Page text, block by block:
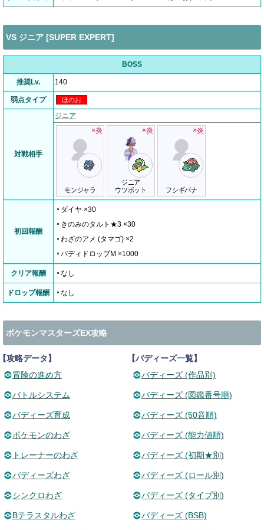
VS ジニア [SUPER EXPERT]
BOSS
推奨Lv. 140
弱点タイプ ほのお
対戦相手
ジニア
モンジャラ
×炎
ジニア
ウツボット
×炎
フシギバナ
×炎
初回報酬
ダイヤ ×30
きのみのタルト★3 ×30
わざのアメ (タマゴ) ×2
バディドロップM ×1000
クリア報酬 なし
ドロップ報酬 なし
ポケモンマスターズEX攻略
攻略データ】
冒険の進め方
バトルシステム
バディーズ育成
ポケモンのわざ
トレーナーのわざ
バディーズわざ
シンクロわざ
Bテラスタルわざ
【バディーズ一覧】
バディーズ (作品別)
バディーズ (図鑑番号順)
バディーズ (50音順)
バディーズ (能力値順)
バディーズ (初期★別)
バディーズ (ロール別)
バディーズ (タイプ別)
バディーズ (BSB)